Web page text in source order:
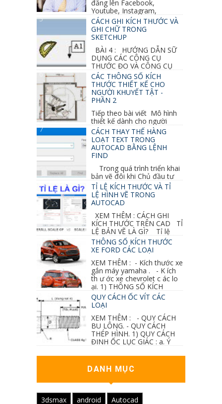
đăng lên Facebook,
Youtube, Instagram,
Linkedin, Pinterest...CÁCH GHI KÍCH THƯỚC VÀ
GHI CHỮ TRONG
SKETCHUP
BÀI 4 : HƯỚNG DẪN SỮ
DỤNG CÁC CÔNG CỤ
THƯỚC ĐO VÀ CÔNG CỤ
GHI CHỮ 2D, 3D TRONG SKETCHUP Ở bài
học trước ta đã...
CÁC THÔNG SỐ KÍCH
THƯỚC THIẾT KẾ CHO
NGƯỜI KHUYẾT TẬT -
PHẦN 2
Tiếp theo bài viết Mô hình
thiết kế dành cho người
khuyết tật ở phần 1 chúng ta cùng tìm hiểu
thêm các vấn đề và...
CÁCH THAY THẾ HÀNG
LOẠT TEXT TRONG
AUTOCAD BẰNG LỆNH
FIND
Trong quá trình triển khai
bản vẽ đôi khi Chủ đầu tư
thay đổi thiết kế hoặc do bản vẽ mình ghi chú
sai mục nào đó...
TỈ LỆ KÍCH THƯỚC VÀ TỈ
LỆ HÌNH VẼ TRONG
AUTOCAD
XEM THÊM : CÁCH GHI
KÍCH THƯỚC TRÊN CAD TỈ
LỆ BẢN VẼ LÀ GÌ? Tỉ lệ
của hình vẽ trong bản vẽ thiết kế kiến trúc...
THÔNG SỐ KÍCH THƯỚC
XE FORD CÁC LOẠI
XEM THÊM : - Kích thước xe
gắn máy yamaha . - K ích
th ư ớc xe chevrolet c ác lo
ại. 1) THÔNG SỐ KÍCH
QUY CÁCH ỐC VÍT CÁC
LOẠI
XEM THÊM : - QUY CÁCH
BU LÔNG. - QUY CÁCH
THÉP HÌNH. 1) QUY CÁCH
ĐINH ỐC LỤC GIÁC : a. Ý
DANH MỤC
3dsmax android
Autocad